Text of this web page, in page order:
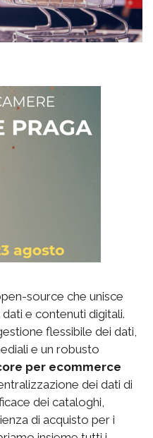
source che unisce
e contenuti digitali.
flessibile dei dati,
e un robusto
per ecommerce
dei dati di
dei cataloghi,
di acquisto per i